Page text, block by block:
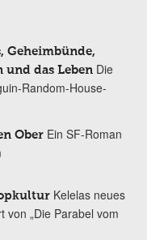
Geheimbünde,
und das Leben Die
Random-House-
Ober Ein SF-Roman
Kelelas neues
von „Die Parabel vom